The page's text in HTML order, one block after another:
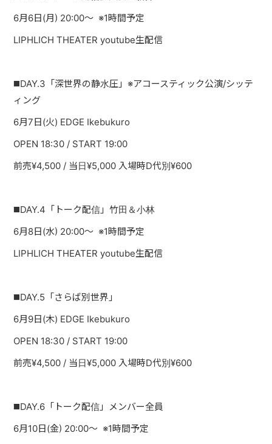
6月6日(月) 20:00〜 ※1時間予定
LIPHLICH THEATER youtube生配信
◼️DAY.3「深世界の静水圧」※アコースティック公演/シッテ
ィング
6月7日(火) EDGE Ikebukuro
OPEN 18:30 / START 19:00
前売¥4,500 / 当日¥5,000 入場時D代別¥600
◼️DAY.4「トーク配信」竹田＆小林
6月8日(水) 20:00〜 ※1時間予定
LIPHLICH THEATER youtube生配信
◼️DAY.5「さらば別世界」
6月9日(木) EDGE Ikebukuro
OPEN 18:30 / START 19:00
前売¥4,500 / 当日¥5,000 入場時D代別¥600
◼️DAY.6「トーク配信」メンバー全員
6月10日(金) 20:00〜 ※1時間予定